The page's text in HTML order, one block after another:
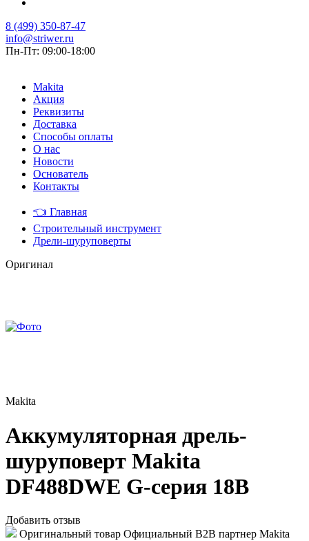
8 (499) 350-87-47
info@striwer.ru
Пн-Пт: 09:00-18:00
Makita
Акция
Реквизиты
Доставка
Способы оплаты
О нас
Новости
Основатель
Контакты
👈 Главная
Строительный инструмент
Дрели-шуруповерты
Оригинал
Makita
Аккумуляторная дрель-
шуруповерт Makita
DF488DWE G-серия 18В
Добавить отзыв
Оригинальный товар Официальный B2B партнер Makita